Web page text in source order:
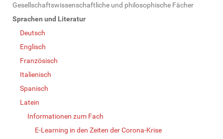
Gesellschaftswissenschaftliche und philosophische Fächer
Sprachen und Literatur
Deutsch
Englisch
Französisch
Italienisch
Spanisch
Latein
Informationen zum Fach
E-Learning in den Zeiten der Corona-Krise